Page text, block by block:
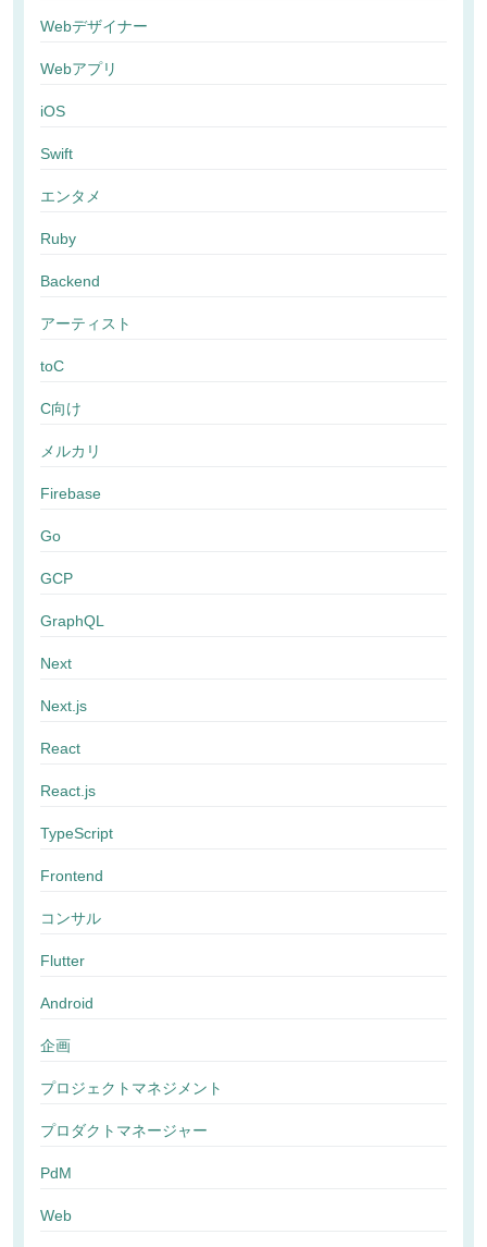
Webデザイナー
Webアプリ
iOS
Swift
エンタメ
Ruby
Backend
アーティスト
toC
C向け
メルカリ
Firebase
Go
GCP
GraphQL
Next
Next.js
React
React.js
TypeScript
Frontend
コンサル
Flutter
Android
企画
プロジェクトマネジメント
プロダクトマネージャー
PdM
Web